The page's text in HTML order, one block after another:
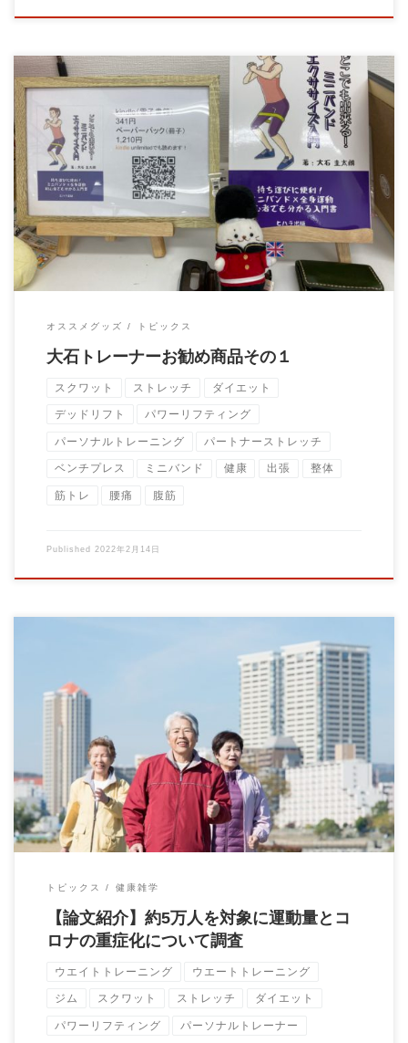
大石トレーナーお勧めの商品を紹介します！ １．どこでもでき
る！: ミニバンドエクササイズ […]
オススメグッズ トピックス
大石トレーナーお勧め商品その１
スクワット ストレッチ ダイエット
デッドリフト パワーリフティング
パーソナルトレーニング パートナーストレッチ
ベンチプレス ミニバンド 健康 出張 整体
筋トレ 腰痛 腹筋
Published 2022年2月14日
【論文紹介】 約5万人を対象に運動量とコロナの重症化について
調査したもの。 運動しない […]
トピックス 健康雑学
【論文紹介】約5万人を対象に運動量とコ
ロナの重症化について調査
ウエイトトレーニング ウエートトレーニング
ジム スクワット ストレッチ ダイエット
パワーリフティング パーソナルトレーナー